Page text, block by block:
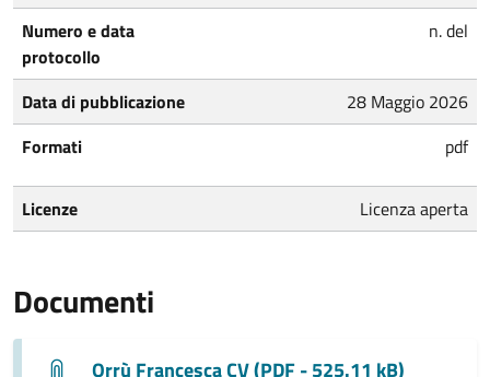
Numero e data
protocollo
n. del
Data di pubblicazione
28 Maggio 2026
Formati
pdf
Licenze Licenza aperta
Documenti
Orrù Francesca CV (PDF - 525.11 kB)